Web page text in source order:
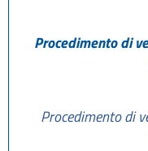
Procedimento di
Procedimento di